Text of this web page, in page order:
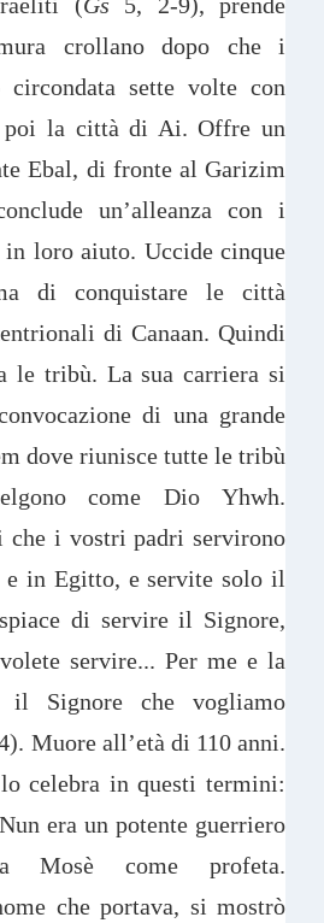
crollano dopo che i
circondata sette volte con
poi la città di Ai. Offre un
Ebal, di fronte al Garizim
un’alleanza con i
loro aiuto. Uccide cinque
di conquistare le città
di Canaan. Quindi
le tribù. La sua carriera si
di una grande
dove riunisce tutte le tribù
come Dio Yhwh.
che i vostri padri servirono
in Egitto, e servite solo il
di servire il Signore,
servire... Per me e la
Signore che vogliamo
Muore all’età di 110 anni.
celebra in questi termini:
era un potente guerriero
Mosè come profeta.
che portava, si mostrò